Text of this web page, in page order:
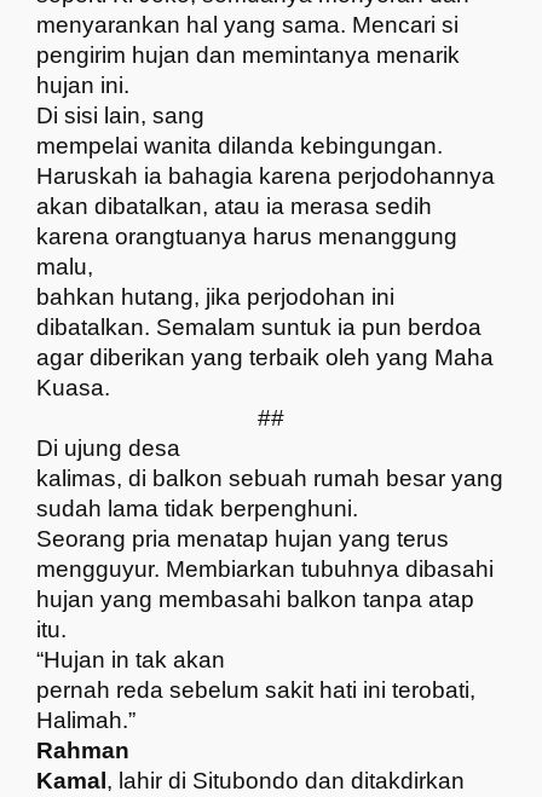
menyarankan hal yang sama. Mencari si
pengirim hujan dan memintanya menarik
hujan ini.
Di sisi lain, sang
mempelai wanita dilanda kebingungan.
Haruskah ia bahagia karena perjodohannya
akan dibatalkan, atau ia merasa sedih
karena orangtuanya harus menanggung
malu,
bahkan hutang, jika perjodohan ini
dibatalkan. Semalam suntuk ia pun berdoa
agar diberikan yang terbaik oleh yang Maha
Kuasa.
##
Di ujung desa
kalimas, di balkon sebuah rumah besar yang
sudah lama tidak berpenghuni.
Seorang pria menatap hujan yang terus
mengguyur. Membiarkan tubuhnya dibasahi
hujan yang membasahi balkon tanpa atap
itu.
“Hujan in tak akan
pernah reda sebelum sakit hati ini terobati,
Halimah.”
Rahman
Kamal , lahir di Situbondo dan ditakdirkan